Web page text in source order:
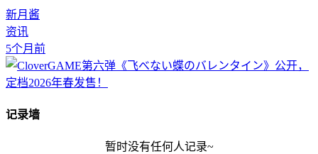
新月酱
资讯
5个月前
记录墙
暂时没有任何人记录~